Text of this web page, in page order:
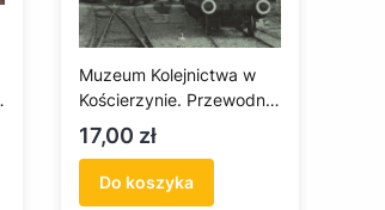
Muzeum Kolejnictwa w
Kościerzynie. Przewodnik
po ekspozycji
Cena
17,00 zł
Do koszyka